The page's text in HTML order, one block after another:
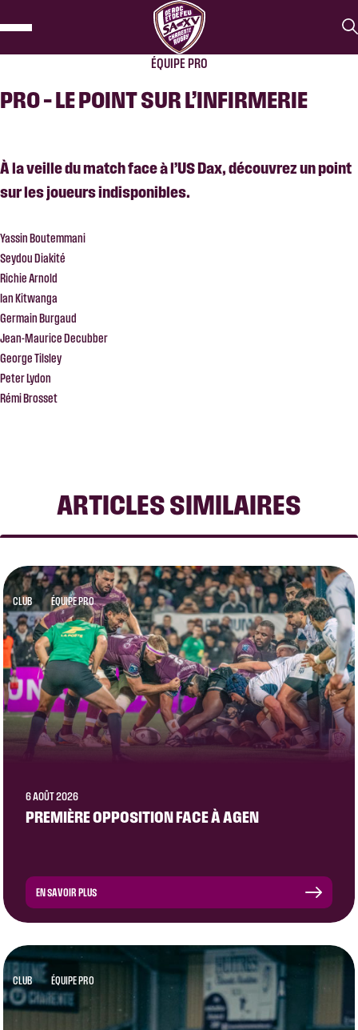
ÉQUIPE PRO
PRO – LE POINT SUR L’INFIRMERIE
À la veille du match face à l’US Dax, découvrez un point
sur les joueurs indisponibles.
Yassin Boutemmani
Seydou Diakité
Richie Arnold
Ian Kitwanga
Germain Burgaud
Jean-Maurice Decubber
George Tilsley
Peter Lydon
Rémi Brosset
ARTICLES SIMILAIRES
CLUB ÉQUIPE PRO
6 AOÛT 2026
PREMIÈRE OPPOSITION FACE À AGEN
EN SAVOIR PLUS
CLUB ÉQUIPE PRO